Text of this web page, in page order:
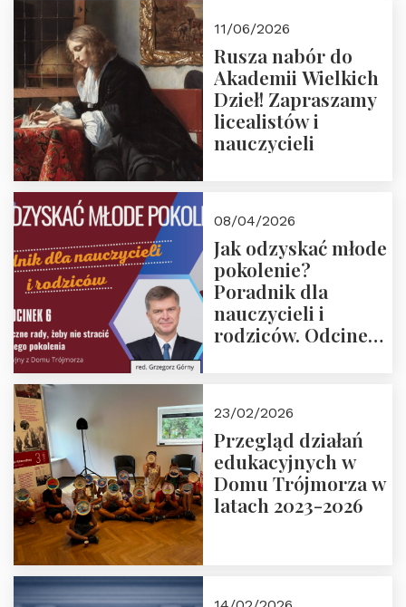
11/06/2026
Rusza nabór do
Akademii Wielkich
Dzieł! Zapraszamy
licealistów i
nauczycieli
08/04/2026
Jak odzyskać młode
pokolenie?
Poradnik dla
nauczycieli i
rodziców. Odcinek
Rozmawiają red.
Grzegorz Górny i
prof. Michał
Łuczewski
23/02/2026
Przegląd działań
edukacyjnych w
Domu Trójmorza w
latach 2023-2026